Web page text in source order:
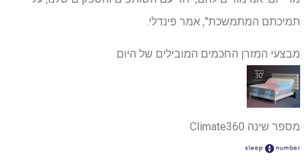
תמיכתם המתמשכת", אמר פינדלי.
מבצעי המזרן החכמים המובילים של היום
מספר שינה Climate360